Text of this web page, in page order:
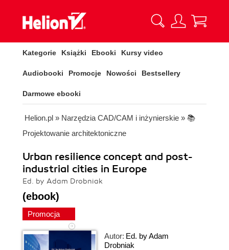
Kategorie Książki Ebooki Kursy video
Audiobooki Promocje Nowości Bestsellery
Darmowe ebooki
Helion.pl » Narzędzia CAD/CAM i inżynierskie » 📚
Projektowanie architektoniczne
Urban resilience concept and post-
industrial cities in Europe
Ed. by Adam Drobniak
(ebook)
Promocja
Autor: Ed. by Adam
Drobniak